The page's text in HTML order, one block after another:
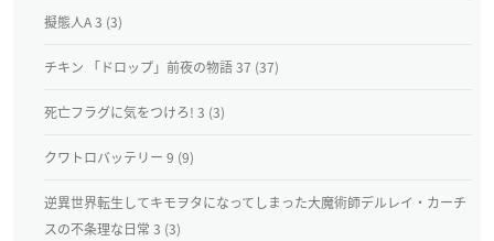
擬態人A 3 (3)
チキン 「ドロップ」前夜の物語 37 (37)
死亡フラグに気をつけろ! 3 (3)
クワトロバッテリー 9 (9)
逆異世界転生してキモヲタになってしまった大魔術師デルレイ・カーチ
スの不条理な日常 3 (3)